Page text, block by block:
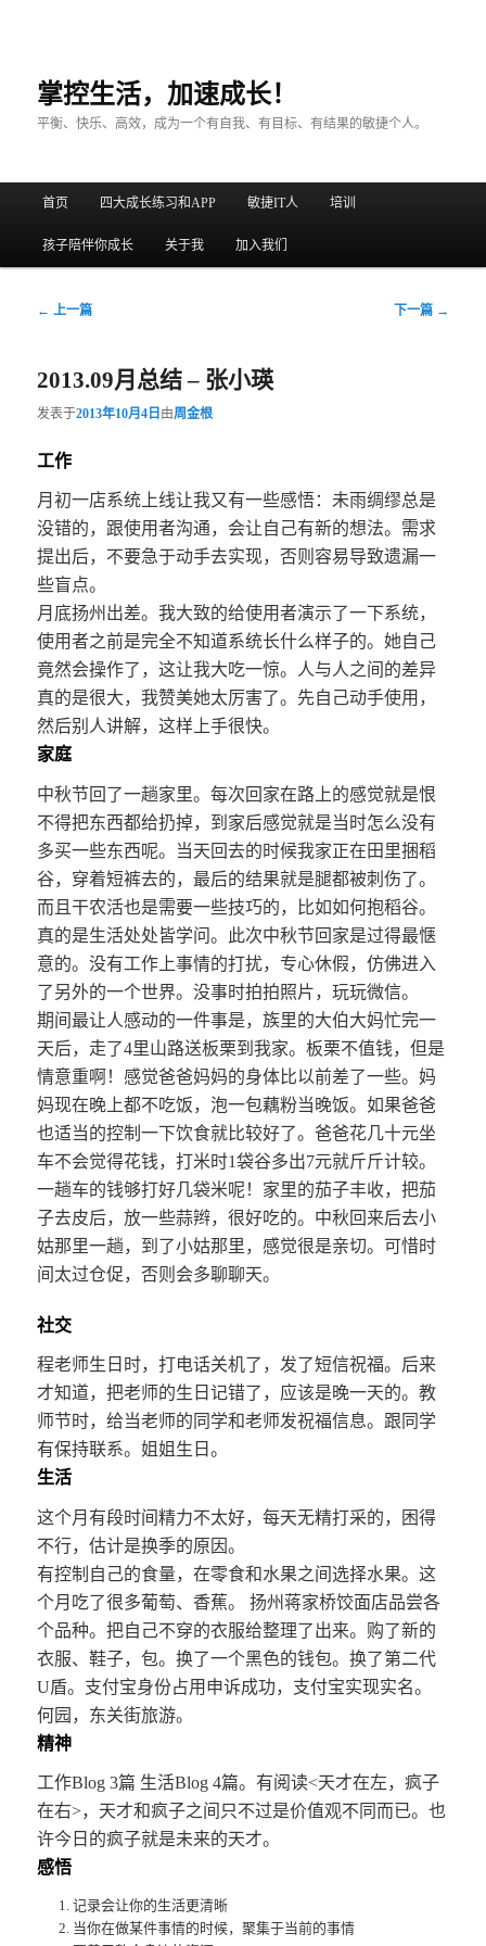
掌控生活，加速成长！
平衡、快乐、高效，成为一个有自我、有目标、有结果的敏捷个人。
跳至主内容区域
跳至副内容区域
首页 四大成长练习和APP 敏捷IT人 培训
孩子陪伴你成长 关于我 加入我们
文章导航
← 上一篇 下一篇 →
2013.09月总结 – 张小瑛
发表于2013年10月4日 由周金根
工作
月初一店系统上线让我又有一些感悟：未雨绸缪总是
没错的，跟使用者沟通，会让自己有新的想法。需求
提出后，不要急于动手去实现，否则容易导致遗漏一
些盲点。
月底扬州出差。我大致的给使用者演示了一下系统，
使用者之前是完全不知道系统长什么样子的。她自己
竟然会操作了，这让我大吃一惊。人与人之间的差异
真的是很大，我赞美她太厉害了。先自己动手使用，
然后别人讲解，这样上手很快。
家庭
中秋节回了一趟家里。每次回家在路上的感觉就是恨
不得把东西都给扔掉，到家后感觉就是当时怎么没有
多买一些东西呢。当天回去的时候我家正在田里捆稻
谷，穿着短裤去的，最后的结果就是腿都被刺伤了。
而且干农活也是需要一些技巧的，比如如何抱稻谷。
真的是生活处处皆学问。此次中秋节回家是过得最惬
意的。没有工作上事情的打扰，专心休假，仿佛进入
了另外的一个世界。没事时拍拍照片，玩玩微信。
期间最让人感动的一件事是，族里的大伯大妈忙完一
天后，走了4里山路送板栗到我家。板栗不值钱，但是
情意重啊！感觉爸爸妈妈的身体比以前差了一些。妈
妈现在晚上都不吃饭，泡一包藕粉当晚饭。如果爸爸
也适当的控制一下饮食就比较好了。爸爸花几十元坐
车不会觉得花钱，打米时1袋谷多出7元就斤斤计较。
一趟车的钱够打好几袋米呢！家里的茄子丰收，把茄
子去皮后，放一些蒜辫，很好吃的。中秋回来后去小
姑那里一趟，到了小姑那里，感觉很是亲切。可惜时
间太过仓促，否则会多聊聊天。
社交
程老师生日时，打电话关机了，发了短信祝福。后来
才知道，把老师的生日记错了，应该是晚一天的。教
师节时，给当老师的同学和老师发祝福信息。跟同学
有保持联系。姐姐生日。
生活
这个月有段时间精力不太好，每天无精打采的，困得
不行，估计是换季的原因。
有控制自己的食量，在零食和水果之间选择水果。这
个月吃了很多葡萄、香蕉。 扬州蒋家桥饺面店品尝各
个品种。把自己不穿的衣服给整理了出来。购了新的
衣服、鞋子，包。换了一个黑色的钱包。换了第二代
U盾。支付宝身份占用申诉成功，支付宝实现实名。
何园，东关街旅游。
精神
工作Blog 3篇 生活Blog 4篇。有阅读<天才在左，疯子
在右>，天才和疯子之间只不过是价值观不同而已。也
许今日的疯子就是未来的天才。
感悟
记录会让你的生活更清晰
当你在做某件事情的时候，聚集于当前的事情